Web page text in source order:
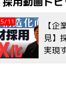
5/11
【企
見】
実現